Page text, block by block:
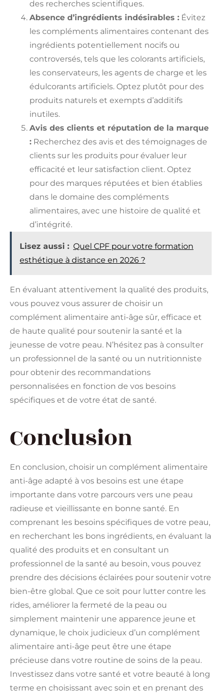
des recherches scientifiques.
Absence d’ingrédients indésirables : Évitez
les compléments alimentaires contenant des
ingrédients potentiellement nocifs ou
controversés, tels que les colorants artificiels,
les conservateurs, les agents de charge et les
édulcorants artificiels. Optez plutôt pour des
produits naturels et exempts d’additifs
inutiles.
Avis des clients et réputation de la marque
: Recherchez des avis et des témoignages de
clients sur les produits pour évaluer leur
efficacité et leur satisfaction client. Optez
pour des marques réputées et bien établies
dans le domaine des compléments
alimentaires, avec une histoire de qualité et
d’intégrité.
Lisez aussi : Quel CPF pour votre formation
esthétique à distance en 2026 ?
En évaluant attentivement la qualité des produits,
vous pouvez vous assurer de choisir un
complément alimentaire anti-âge sûr, efficace et
de haute qualité pour soutenir la santé et la
jeunesse de votre peau. N’hésitez pas à consulter
un professionnel de la santé ou un nutritionniste
pour obtenir des recommandations
personnalisées en fonction de vos besoins
spécifiques et de votre état de santé.
Conclusion
En conclusion, choisir un complément alimentaire
anti-âge adapté à vos besoins est une étape
importante dans votre parcours vers une peau
radieuse et vieillissante en bonne santé. En
comprenant les besoins spécifiques de votre peau,
en recherchant les bons ingrédients, en évaluant la
qualité des produits et en consultant un
professionnel de la santé au besoin, vous pouvez
prendre des décisions éclairées pour soutenir votre
bien-être global. Que ce soit pour lutter contre les
rides, améliorer la fermeté de la peau ou
simplement maintenir une apparence jeune et
dynamique, le choix judicieux d’un complément
alimentaire anti-âge peut être une étape
précieuse dans votre routine de soins de la peau.
Investissez dans votre santé et votre beauté à long
terme en choisissant avec soin et en prenant des